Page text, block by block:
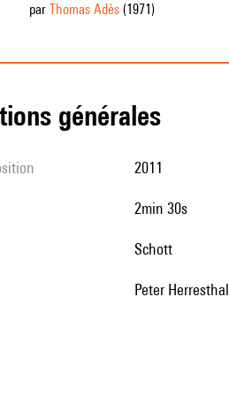
par Thomas Adès(1971)
générales
2011
2min 30s
Schott
Peter Herresthal